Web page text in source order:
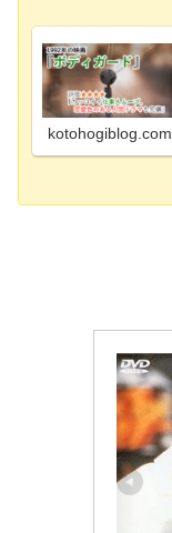
kotohogiblog.com